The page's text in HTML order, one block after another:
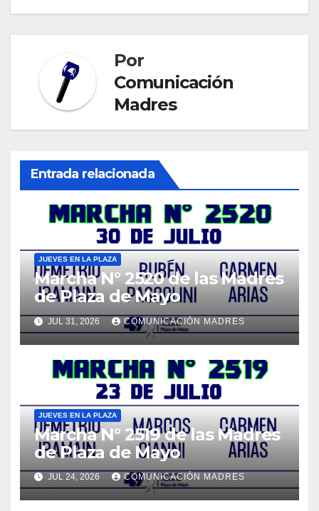
Por
Comunicación
Madres
Entrada relacionada
JUEVES EN LA PLAZA
Marcha N° 2520 de las Madres
de Plaza de Mayo
JUL 31, 2026 COMUNICACIÓN MADRES
JUEVES EN LA PLAZA
Marcha N° 2519 de las Madres
de Plaza de Mayo
JUL 24, 2026 COMUNICACIÓN MADRES